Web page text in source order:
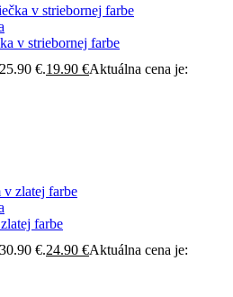
v striebornej farbe
€.19.90 €Aktuálna cena je:
farbe
€.24.90 €Aktuálna cena je: